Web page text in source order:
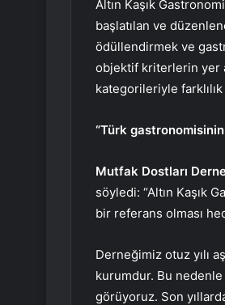
Altın Kaşık
başlatılan ve
ödüllendirmek ve
objektif kriterlerin yer
kategorileriyle
“Türk
Mutfak Dostları
söyledi: “Altın Kaşık
bir referans olması
Derneğimiz otuz yılı
kurumdur. Bu nedenle
görüyoruz. Son